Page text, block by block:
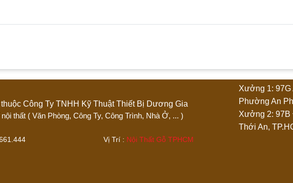
cho sản phẩm “Quầy thu ngân Spa chữ L”
thuộc Công Ty TNHH Kỹ Thuật Thiết Bị Dương Gia
nội thất ( Văn Phòng, Công Ty, Công Trình, Nhà Ở, ... )
- 0903.661.444 Vị Trí : Nội Thất Gỗ TPHCM
Xưởng 1:
Phường An
Xưởng 2:
Thới An,